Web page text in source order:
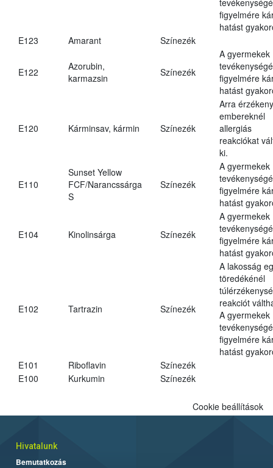
figyelmére
hatást
E123
Amarant Színezék
E122
Azorubin,
karmazsin
Színezék
A gyermekek
figyelmére
hatást
E120 Kárminsav, kármin Színezék
Arra érzékeny
embereknél
allergiás
reakciókat
ki.
E110
Sunset Yellow
FCF/Narancssárga
S
Színezék
A gyermekek
figyelmére
hatást
E104 Kinolinsárga Színezék
A gyermekek
figyelmére
hatást
E102 Tartrazin Színezék
A lakosság
töredékénél
reakciót
A gyermekek
figyelmére
hatást
E101
Riboflavin
Színezék
E100
Kurkumin Színezék
Cookie beállítások
Hivatalunk
Bemutatkozás